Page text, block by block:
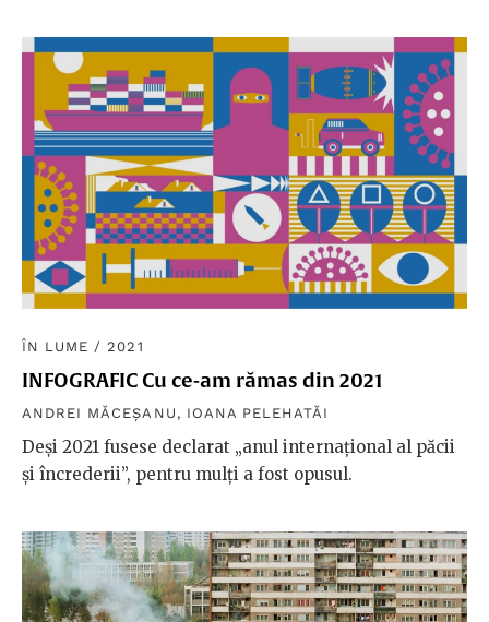
ÎN LUME /2021
INFOGRAFIC Cu ce-am rămas din 2021
ANDREI MĂCEȘANU , IOANA PELEHATĂI
Deși 2021 fusese declarat „anul internațional al păcii
și încrederii”, pentru mulți a fost opusul.